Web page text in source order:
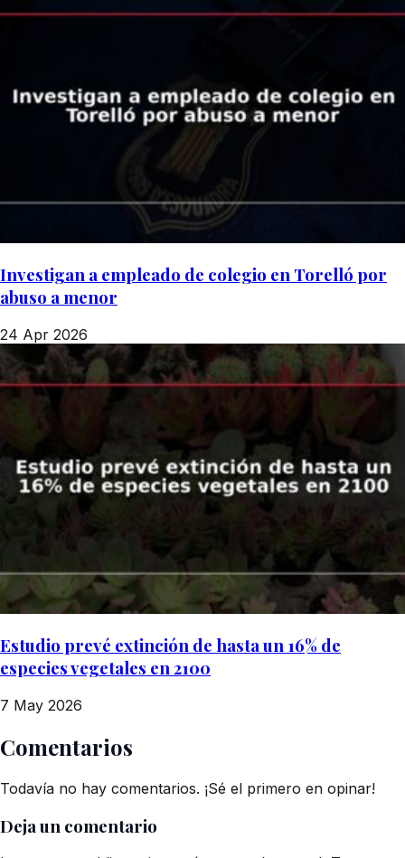
Investigan a empleado de colegio en Torelló por
abuso a menor
24 Apr 2026
Estudio prevé extinción de hasta un 16% de
especies vegetales en 2100
7 May 2026
Comentarios
Todavía no hay comentarios. ¡Sé el primero en opinar!
Deja un comentario